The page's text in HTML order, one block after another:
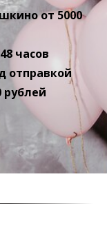
от 5000
часов
отправкой
рублей